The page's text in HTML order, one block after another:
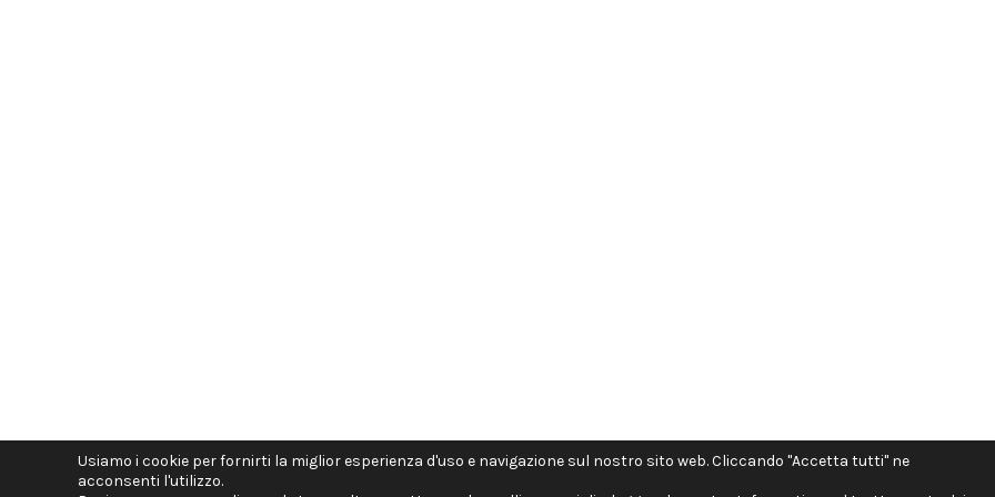
Usiamo i cookie per fornirti la miglior esperienza d'uso e navigazione sul nostro sito web. Cliccando "Accetta tutti" ne
acconsenti l'utilizzo.